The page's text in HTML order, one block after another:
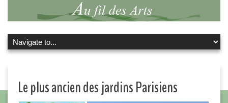
Le plus ancien des jardins Parisiens